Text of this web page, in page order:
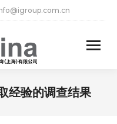
经验的调查结果